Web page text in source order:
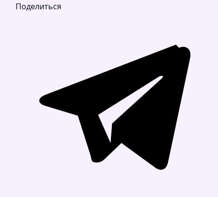
Поделиться